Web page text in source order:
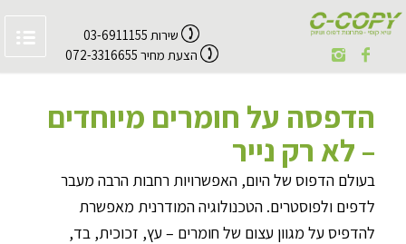
שירות 03-6911155
הצעת מחיר 072-3316655
הדפסה על חומרים מיוחדים
– לא רק נייר
בעולם הדפוס של היום, האפשרויות רחבות הרבה מעבר
לדפים ולפוסטרים. הטכנולוגיה המודרנית מאפשרת
להדפיס על מגוון עצום של חומרים – עץ, זכוכית, בד,